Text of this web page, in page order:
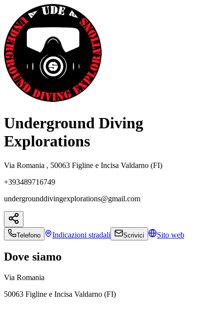
Underground Diving
Explorations
Via Romania , 50063 Figline e Incisa Valdarno (FI)
+393489716749
undergrounddivingexplorations@gmail.com
Telefono Indicazioni stradali Scrivici Sito web
Dove siamo
Via Romania
50063 Figline e Incisa Valdarno (FI)